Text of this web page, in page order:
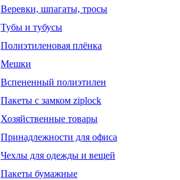
Веревки, шпагаты, тросы
Тубы и тубусы
Полиэтиленовая плёнка
Мешки
Вспененный полиэтилен
Пакеты с замком ziplock
Хозяйственные товары
Принадлежности для офиса
Чехлы для одежды и вещей
Пакеты бумажные